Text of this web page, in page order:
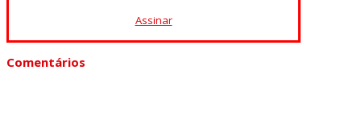
Assinar
Comentários